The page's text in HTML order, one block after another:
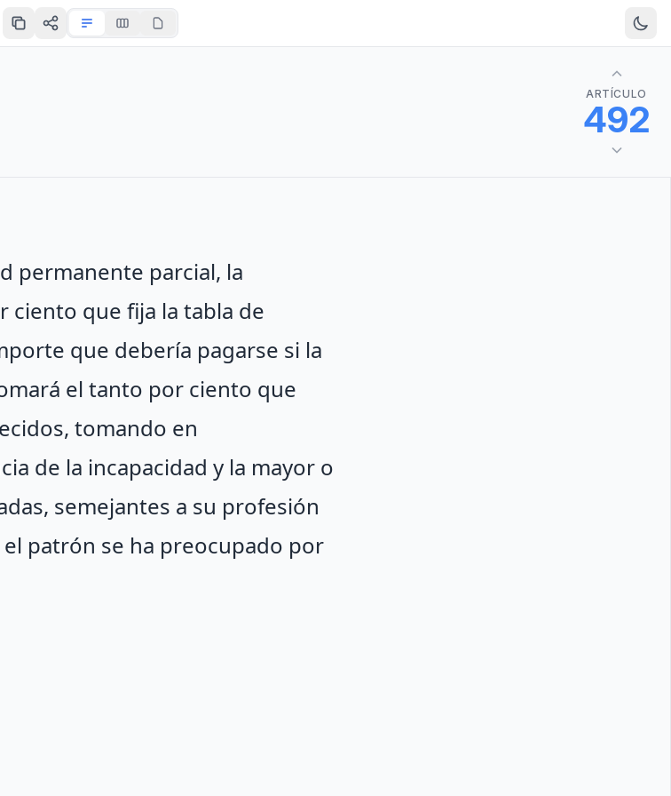
ARTÍCULO
492
permanente parcial, la
ciento que fija la tabla de
que debería pagarse si la
el tanto por ciento que
tomando en
de la incapacidad y la mayor o
semejantes a su profesión
patrón se ha preocupado por